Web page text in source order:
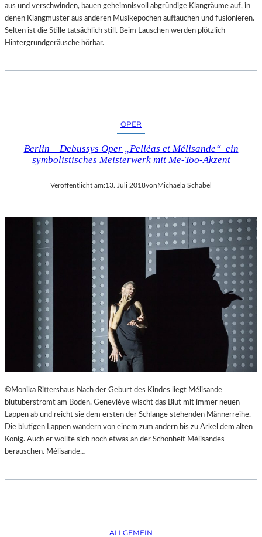
aus und verschwinden, bauen geheimnisvoll abgründige Klangräume auf, in
denen Klangmuster aus anderen Musikepochen auftauchen und fusionieren.
Selten ist die Stille tatsächlich still. Beim Lauschen werden plötzlich
Hintergrundgeräusche hörbar.
OPER
Berlin – Debussys Oper „Pelléas et Mélisande“ ein
symbolistisches Meisterwerk mit Me-Too-Akzent
Veröffentlicht am:13. Juli 2018vonMichaela Schabel
©Monika Rittershaus Nach der Geburt des Kindes liegt Mélisande
blutüberströmt am Boden. Geneviève wischt das Blut mit immer neuen
Lappen ab und reicht sie dem ersten der Schlange stehenden Männerreihe.
Die blutigen Lappen wandern von einem zum andern bis zu Arkel dem alten
König. Auch er wollte sich noch etwas an der Schönheit Mélisandes
berauschen. Mélisande…
ALLGEMEIN